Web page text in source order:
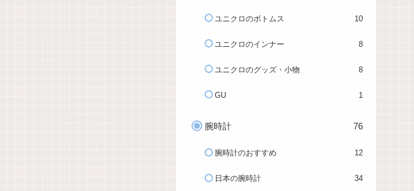
ユニクロのボトムス 10
ユニクロのインナー 8
ユニクロのグッズ・小物 8
GU 1
腕時計 76
腕時計のおすすめ 12
日本の腕時計 34